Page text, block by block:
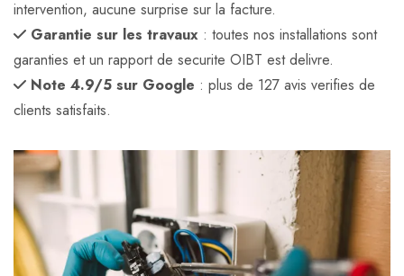
intervention, aucune surprise sur la facture.
Garantie sur les travaux : toutes nos installations sont
garanties et un rapport de securite OIBT est delivre.
Note 4.9/5 sur Google : plus de 127 avis verifies de
clients satisfaits.